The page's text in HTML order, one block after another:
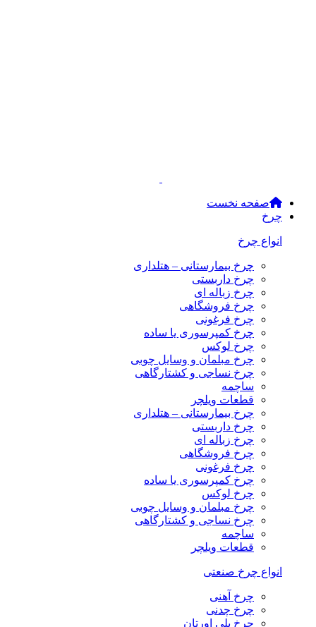
صفحه نخست
چرخ
انواع چرخ
چرخ بیمارستانی – هتلداری
چرخ داربستی
چرخ زباله ای
چرخ فروشگاهی
چرخ فرغونی
چرخ کمپرسوری یا ساده
چرخ لوکس
چرخ مبلمان و وسایل چوبی
چرخ نساجی و کشتارگاهی
ساچمه
قطعات ویلچر
چرخ بیمارستانی – هتلداری
چرخ داربستی
چرخ زباله ای
چرخ فروشگاهی
چرخ فرغونی
چرخ کمپرسوری یا ساده
چرخ لوکس
چرخ مبلمان و وسایل چوبی
چرخ نساجی و کشتارگاهی
ساچمه
قطعات ویلچر
انواع چرخ صنعتی
چرخ آهنی
چرخ چدنی
چرخ پلی اورتان